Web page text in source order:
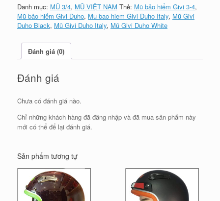
Danh mục: MŨ 3/4, MŨ VIỆT NAM Thẻ: Mũ bảo hiểm Givi 3-4,
Mũ bảo hiểm Givi Duho, Mu bao hiem Givi Duho Italy, Mũ Givi
Duho Black, Mũ Givi Duho Italy, Mũ Givi Duho White
Đánh giá (0)
Đánh giá
Chưa có đánh giá nào.
Chỉ những khách hàng đã đăng nhập và đã mua sản phẩm này
mới có thể để lại đánh giá.
Sản phẩm tương tự